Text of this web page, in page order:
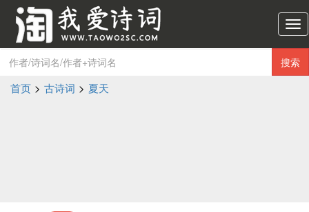
淘
我
爱
诗
搜索
首页 > 古诗词 > 夏天